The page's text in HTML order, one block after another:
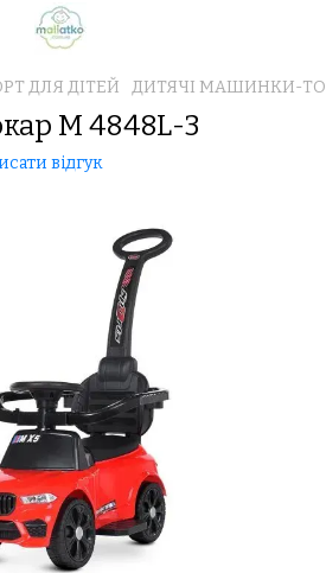
ДЛЯ ДІТЕЙ ДИТЯЧІ МАШИНКИ-
M 4848L-3
відгук